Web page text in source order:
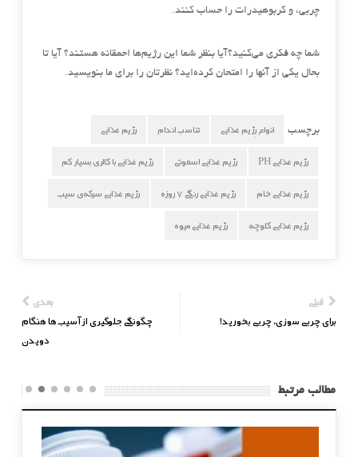
چربی، و کربوهیدرات را حساب کنند.
شما چه فکری می‌کنید؟آیا بنظر شما این رژیم‌ها احمقانه هستند؟ آیا تا
بحال یکی از آنها را امتحان کرده‌اید؟ نظرتان را برای ما بنویسید.
برچسب انواع رِژیم غذایی تناسب اندام رژیم غذایی
رژیم غذایی PH رژیم غذایی اسموتی رژیم غذایی با کالری بسیار کم
رژیم غذایی خام رژیم غذایی رنگی ۷ روزه رژیم غذایی سرکه‌ی سیب
رژیم غذایی کلوچه رژیم غذایی میوه
قبلی
برای چربی سوزی، چربی بخورید!
بعدی
چگونگی جلوگیری از آسیب‌ها هنگام
دویدن
مطالب مرتبط